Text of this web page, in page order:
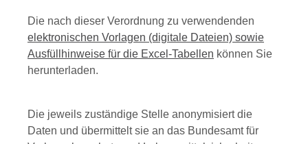
Die nach dieser Verordnung zu verwendenden
elektronischen Vorlagen (digitale Dateien) sowie
Ausfüllhinweise für die Excel-Tabellen können Sie
herunterladen.
Die jeweils zuständige Stelle anonymisiert die
Daten und übermittelt sie an das Bundesamt für